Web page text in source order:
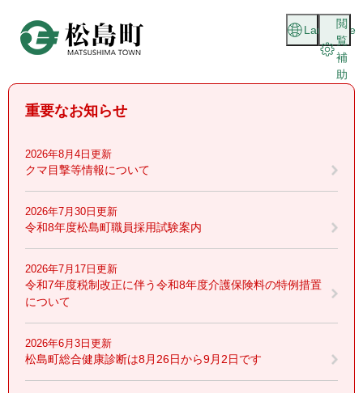
頭
閲
覧
補
助
Language
重要なお知らせ
2026年8月4日更新
クマ目撃等情報について
2026年7月30日更新
令和8年度松島町職員採用試験案内
2026年7月17日更新
令和7年度税制改正に伴う令和8年度介護保険料の特例措置
について
2026年6月3日更新
松島町総合健康診断は8月26日から9月2日です